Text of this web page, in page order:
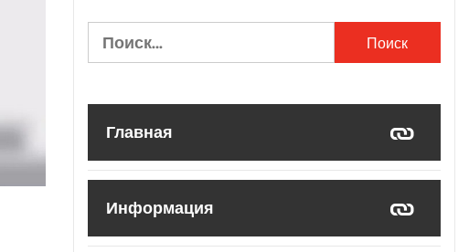
Найти:
Главная
Информация